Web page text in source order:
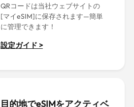
QRコードは当社ウェブサイトの
[マイeSIM]に保存されます—簡単
に管理できます！
設定ガイド >
目的地でeSIMをアクティベ